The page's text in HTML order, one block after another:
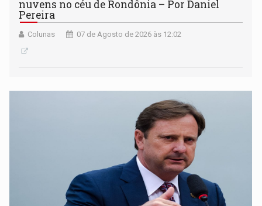
nuvens no céu de Rondônia – Por Daniel
Pereira
Colunas 07 de Agosto de 2026 às 12:02